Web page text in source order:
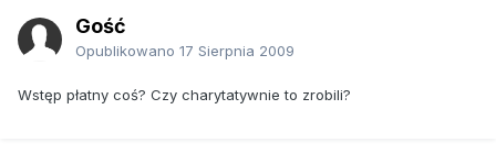
Gość
Opublikowano 17 Sierpnia 2009
Wstęp płatny coś? Czy charytatywnie to zrobili?